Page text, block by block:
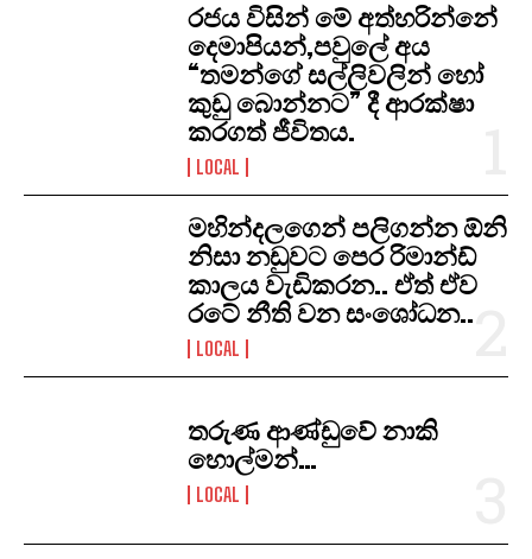
රජය විසින් මේ අත්හරින්නේ
දෙමාපියන්,පවුලේ අය
“තමන්ගේ සල්ලිවලින් හෝ
කුඩු බොන්නට” දී ආරක්ෂා
කරගත් ජීවිතය.
LOCAL
මහින්දලගෙන් පලිගන්න ඕනි
නිසා නඩුවට පෙර රිමාන්ඩ්
කාලය වැඩිකරන.. ඒත් ඒව
රටේ නීති වන සංශෝධන..
LOCAL
තරුණ ආණ්ඩුවේ නාකි
හොල්මන්…
LOCAL